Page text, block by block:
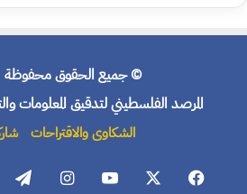
© جميع الحقوق محفوظة | 2026
المرصد الفلسطيني لتدقيق المعلومات
الشكاوى والاقتراحات
فيسبوك يوتيوب انستقرام